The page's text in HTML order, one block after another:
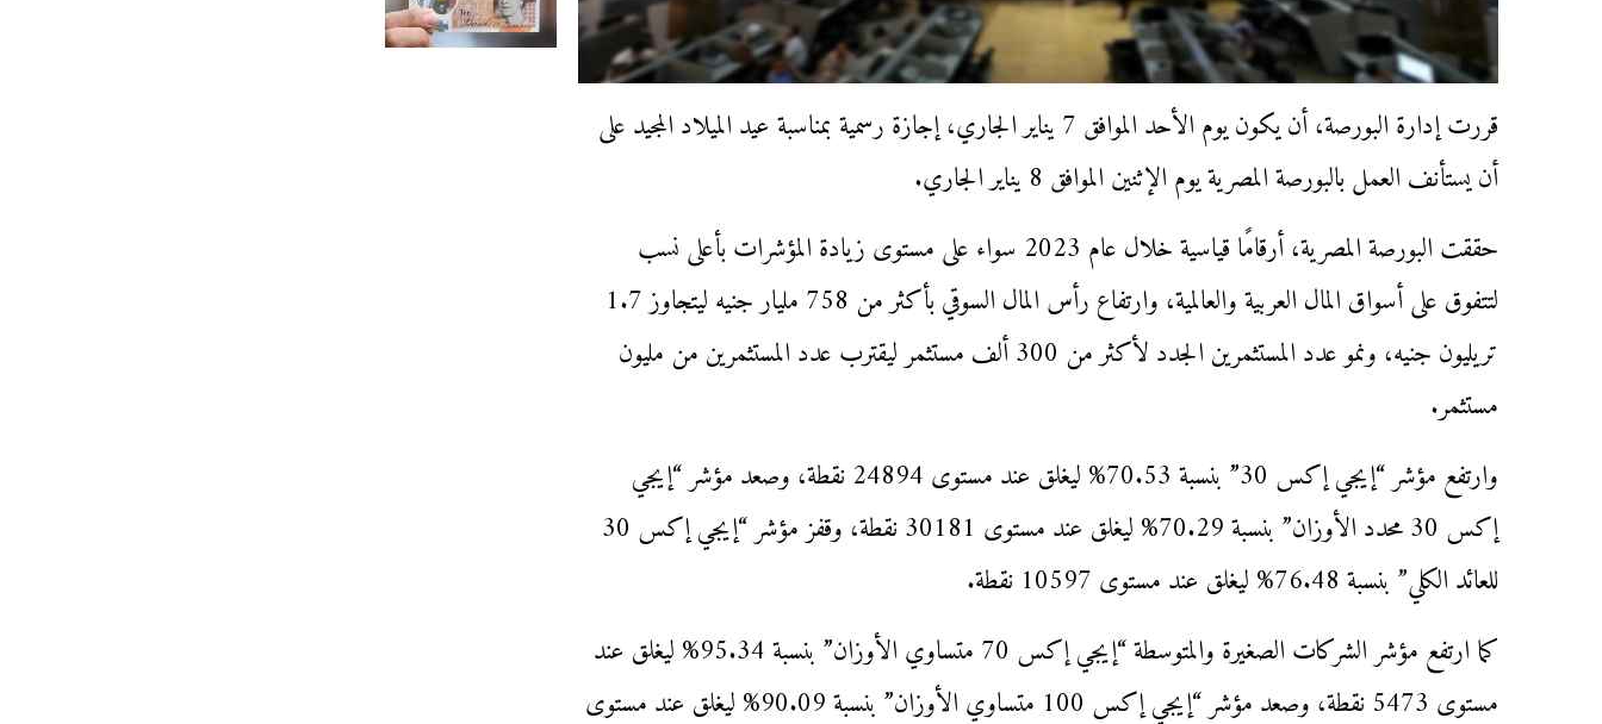
قررت إدارة البورصة، أن يكون يوم الأحد الموافق 7 يناير الجاري، إجازة رسمية بمناسبة عيد الميلاد المجيد على
أن يستأنف العمل بالبورصة المصرية يوم الإثنين الموافق 8 يناير الجاري.
حققت البورصة المصرية، أرقامًا قياسية خلال عام 2023 سواء على مستوى زيادة المؤشرات بأعلى نسب
لتتفوق على أسواق المال العربية والعالمية، وارتفاع رأس المال السوقي بأكثر من 758 مليار جنيه ليتجاوز 1.7
تريليون جنيه، ونمو عدد المستثمرين الجدد لأكثر من 300 ألف مستثمر ليقترب عدد المستثمرين من مليون
مستثمر.
وارتفع مؤشر “إيجي إكس 30” بنسبة 70.53% ليغلق عند مستوى 24894 نقطة، وصعد مؤشر “إيجي
إكس 30 محدد الأوزان” بنسبة 70.29% ليغلق عند مستوى 30181 نقطة، وقفز مؤشر “إيجي إكس 30
للعائد الكلي” بنسبة 76.48% ليغلق عند مستوى 10597 نقطة.
كما ارتفع مؤشر الشركات الصغيرة والمتوسطة “إيجي إكس 70 متساوي الأوزان” بنسبة 95.34% ليغلق عند
مستوى 5473 نقطة، وصعد مؤشر “إيجي إكس 100 متساوي الأوزان” بنسبة 90.09% ليغلق عند مستوى